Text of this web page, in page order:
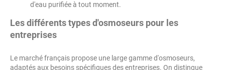
d'eau purifiée à tout moment.
Les différents types d'osmoseurs pour les
entreprises
Le marché français propose une large gamme d'osmoseurs,
adaptés aux besoins spécifiques des entreprises. On distingue